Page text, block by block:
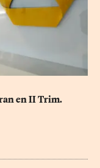
en II Trim.